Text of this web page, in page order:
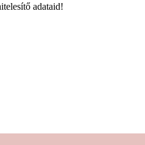
adataid!